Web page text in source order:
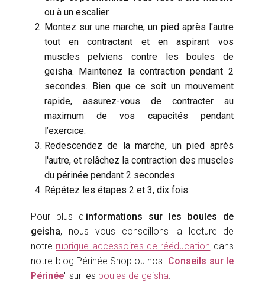
ou à un escalier.
Montez sur une marche, un pied après l'autre
tout en contractant et en aspirant vos
muscles pelviens contre les boules de
geisha. Maintenez la contraction pendant 2
secondes. Bien que ce soit un mouvement
rapide, assurez-vous de contracter au
maximum de vos capacités pendant
l’exercice.
Redescendez de la marche, un pied après
l'autre, et relâchez la contraction des muscles
du périnée pendant 2 secondes.
Répétez les étapes 2 et 3, dix fois.
Pour plus d'informations sur les boules de
geisha, nous vous conseillons la lecture de
notre rubrique accessoires de rééducation dans
notre blog Périnée Shop ou nos "Conseils sur le
Périnée" sur les boules de geisha